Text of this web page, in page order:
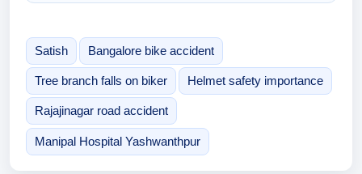
Satish Bangalore bike accident
Tree branch falls on biker Helmet safety importance
Rajajinagar road accident
Manipal Hospital Yashwanthpur